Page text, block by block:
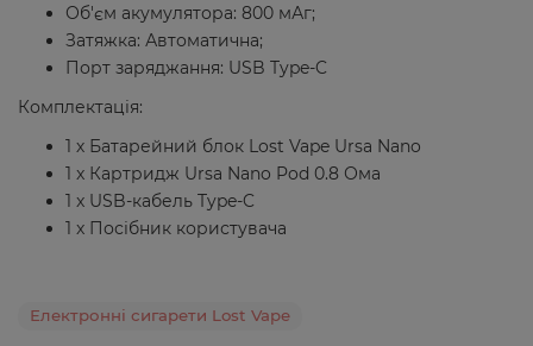
Об'єм акумулятора: 800 мАг;
Затяжка: Автоматична;
Порт заряджання: USB Type-C
Комплектація:
1 х Батарейний блок Lost Vape Ursa Nano
1 x Картридж Ursa Nano Pod 0.8 Ома
1 x USB-кабель Type-C
1 x Посібник користувача
Електронні сигарети Lost Vape